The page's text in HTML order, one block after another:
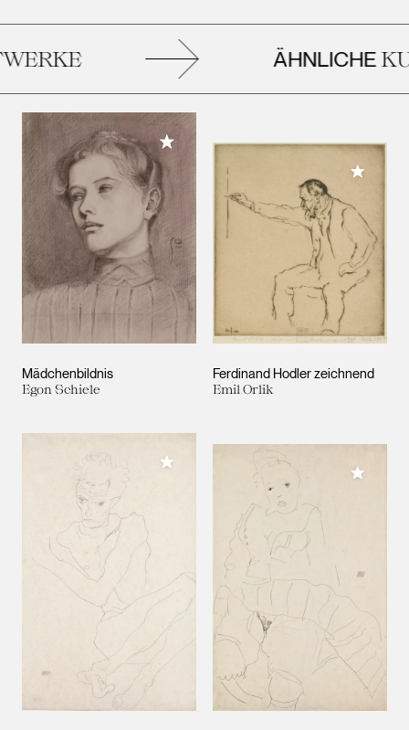
ÄHNLICHE
Mädchenbildnis
Egon Schiele
Meiner Sammlung hinzufügen
Ferdinand Hodler zeichnend
Emil Orlik
Meiner
Meiner Sammlung hinzufügen
Meiner